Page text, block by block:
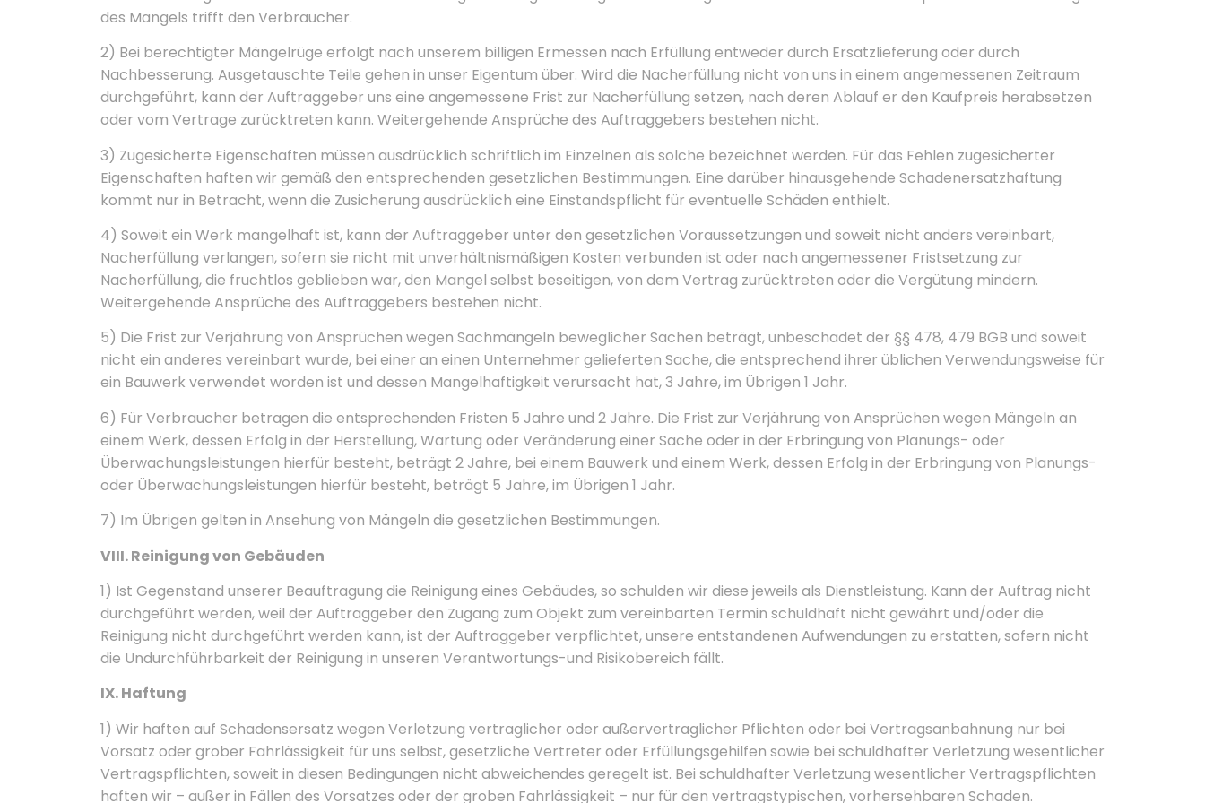
des Mangels trifft den Verbraucher.
2) Bei berechtigter Mängelrüge erfolgt nach unserem billigen Ermessen nach Erfüllung entweder durch Ersatzlieferung oder durch
Nachbesserung. Ausgetauschte Teile gehen in unser Eigentum über. Wird die Nacherfüllung nicht von uns in einem angemessenen Zeitraum
durchgeführt, kann der Auftraggeber uns eine angemessene Frist zur Nacherfüllung setzen, nach deren Ablauf er den Kaufpreis herabsetzen
oder vom Vertrage zurücktreten kann. Weitergehende Ansprüche des Auftraggebers bestehen nicht.
3) Zugesicherte Eigenschaften müssen ausdrücklich schriftlich im Einzelnen als solche bezeichnet werden. Für das Fehlen zugesicherter
Eigenschaften haften wir gemäß den entsprechenden gesetzlichen Bestimmungen. Eine darüber hinausgehende Schadenersatzhaftung
kommt nur in Betracht, wenn die Zusicherung ausdrücklich eine Einstandspflicht für eventuelle Schäden enthielt.
4) Soweit ein Werk mangelhaft ist, kann der Auftraggeber unter den gesetzlichen Voraussetzungen und soweit nicht anders vereinbart,
Nacherfüllung verlangen, sofern sie nicht mit unverhältnismäßigen Kosten verbunden ist oder nach angemessener Fristsetzung zur
Nacherfüllung, die fruchtlos geblieben war, den Mangel selbst beseitigen, von dem Vertrag zurücktreten oder die Vergütung mindern.
Weitergehende Ansprüche des Auftraggebers bestehen nicht.
5) Die Frist zur Verjährung von Ansprüchen wegen Sachmängeln beweglicher Sachen beträgt, unbeschadet der §§ 478, 479 BGB und soweit
nicht ein anderes vereinbart wurde, bei einer an einen Unternehmer gelieferten Sache, die entsprechend ihrer üblichen Verwendungsweise für
ein Bauwerk verwendet worden ist und dessen Mangelhaftigkeit verursacht hat, 3 Jahre, im Übrigen 1 Jahr.
6) Für Verbraucher betragen die entsprechenden Fristen 5 Jahre und 2 Jahre. Die Frist zur Verjährung von Ansprüchen wegen Mängeln an
einem Werk, dessen Erfolg in der Herstellung, Wartung oder Veränderung einer Sache oder in der Erbringung von Planungs- oder
Überwachungsleistungen hierfür besteht, beträgt 2 Jahre, bei einem Bauwerk und einem Werk, dessen Erfolg in der Erbringung von Planungs-
oder Überwachungsleistungen hierfür besteht, beträgt 5 Jahre, im Übrigen 1 Jahr.
7) Im Übrigen gelten in Ansehung von Mängeln die gesetzlichen Bestimmungen.
VIII. Reinigung von Gebäuden
1) Ist Gegenstand unserer Beauftragung die Reinigung eines Gebäudes, so schulden wir diese jeweils als Dienstleistung. Kann der Auftrag nicht
durchgeführt werden, weil der Auftraggeber den Zugang zum Objekt zum vereinbarten Termin schuldhaft nicht gewährt und/oder die
Reinigung nicht durchgeführt werden kann, ist der Auftraggeber verpflichtet, unsere entstandenen Aufwendungen zu erstatten, sofern nicht
die Undurchführbarkeit der Reinigung in unseren Verantwortungs-und Risikobereich fällt.
IX. Haftung
1) Wir haften auf Schadensersatz wegen Verletzung vertraglicher oder außervertraglicher Pflichten oder bei Vertragsanbahnung nur bei
Vorsatz oder grober Fahrlässigkeit für uns selbst, gesetzliche Vertreter oder Erfüllungsgehilfen sowie bei schuldhafter Verletzung wesentlicher
Vertragspflichten, soweit in diesen Bedingungen nicht abweichendes geregelt ist. Bei schuldhafter Verletzung wesentlicher Vertragspflichten
haften wir – außer in Fällen des Vorsatzes oder der groben Fahrlässigkeit – nur für den vertragstypischen, vorhersehbaren Schaden.